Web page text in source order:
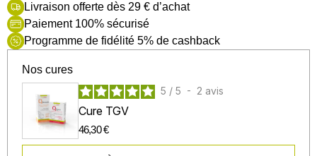
Livraison offerte dès 29 € d’achat
Paiement 100% sécurisé
Programme de fidélité 5% de cashback
Nos cures
5 / 5 - 2 avis
Cure TGV
46,30 €